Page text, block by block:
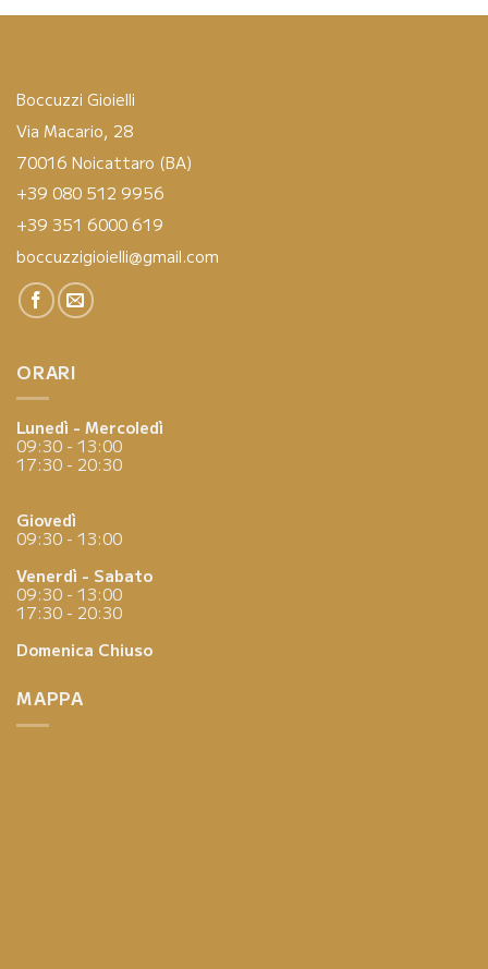
Boccuzzi Gioielli
Via Macario, 28
70016 Noicattaro (BA)
+39 080 512 9956
+39 351 6000 619
boccuzzigioielli@gmail.com
ORARI
Lunedì - Mercoledì
09:30 - 13:00
17:30 - 20:30
Giovedì
09:30 - 13:00
Venerdì - Sabato
09:30 - 13:00
17:30 - 20:30
Domenica Chiuso
MAPPA